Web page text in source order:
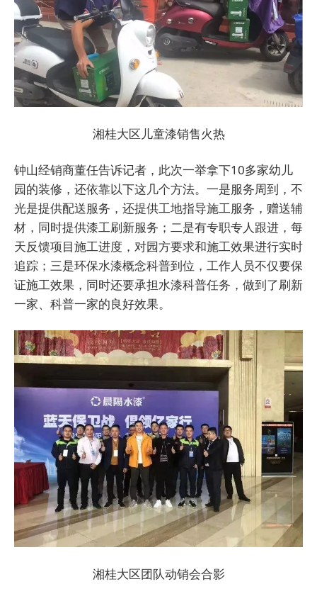
湘桂大区儿童漆销售火热
钟山经销商董任告诉记者，此次一举拿下10多家幼儿
园的装修，还依靠以下这几个方法。一是服务周到，不
光是提供配送服务，还提供工地指导施工服务，赠送辅
材，同时提供漆工刷新服务；二是有专职专人跟进，每
天反馈项目施工进度，对园方要求和施工效果进行实时
追踪；三是环保水漆概念科普到位，工作人员不仅要保
证施工效果，同时还要承担水漆科普任务，做到了刷新
一家、科普一家的良好效果。
湘桂大区团队动销会合影